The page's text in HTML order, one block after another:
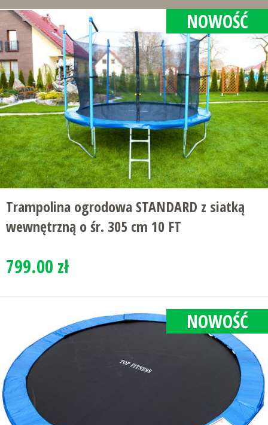
NOWOŚĆ
Trampolina ogrodowa STANDARD z siatką
wewnętrzną o śr. 305 cm 10 FT
799.00 zł
NOWOŚĆ